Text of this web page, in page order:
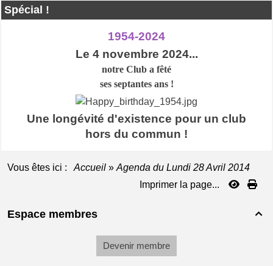
Spécial !
1954-2024
Le 4 novembre 2024...
notre Club a fêté
ses septantes ans !
Une longévité d'existence pour un club
hors du commun !
Vous êtes ici : Accueil » Agenda du Lundi 28 Avril 2014
Imprimer la page...

Espace membres
Devenir membre